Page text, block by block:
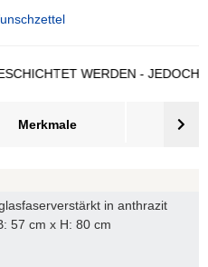
WERDEN - JEDOCH
Merkmale
in anthrazit
57 cm x H: 80 cm